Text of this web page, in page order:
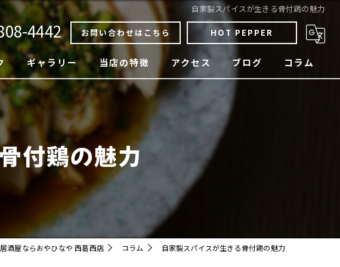
自家製スパイスが生きる骨付鶏の魅力
4442 お問い合わせはこちら HOT PEPPER
ギャラリー 当店の特徴
焼鳥
四国料理
宴会
アクセス ブログ コラム
付鶏の魅力
酒屋ならおやひなや 西葛西店 コラム 自家製スパイスが生きる骨付鶏の魅力